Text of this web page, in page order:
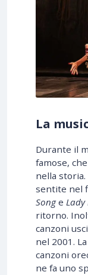
La
Durante il
famose,
nella storia.
sentite nel
Songe
ritorno.
canzoni
nel 2001.
canzoni
ne fa uno